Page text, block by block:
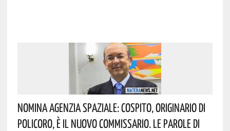
Nomina Agenzia Spaziale: Cospito, Originario Di
Policoro, È Il Nuovo Commissario. Le Parole Di